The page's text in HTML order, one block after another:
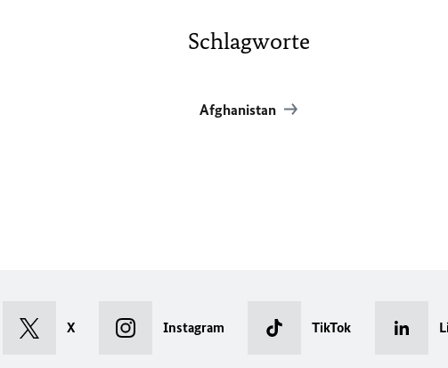
Schlagworte
Afghanistan
X Instagram TikTok